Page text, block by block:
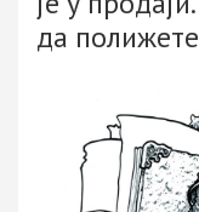
да полижете